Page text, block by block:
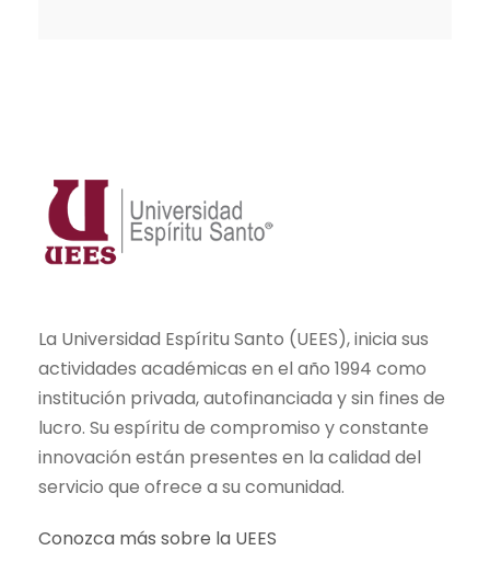
La Universidad Espíritu Santo (UEES), inicia sus
actividades académicas en el año 1994 como
institución privada, autofinanciada y sin fines de
lucro. Su espíritu de compromiso y constante
innovación están presentes en la calidad del
servicio que ofrece a su comunidad.
Conozca más sobre la UEES